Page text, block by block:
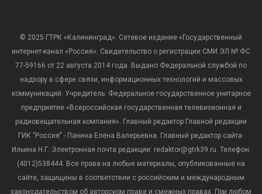
© 2025 ГТРК «Калининград». Сетевое издание «Государственный
интернет-канал «Россия». Свидетельство о регистрации СМИ ЭЛ № ФС
77-59166 от 22 августа 2014 года. Выдано Федеральной службой по
надзору в сфере связи, информационных технологий и массовых
коммуникаций. Учредитель: Федеральное государственное унитарное
предприятие «Всероссийская государственная телевизионная и
радиовещательная компания». Главный редактор Главной редакции
ГИК "Россия" - Панина Елена Валерьевна. Главный редактор сайта:
Ильина Н.Г. Электронная почта редакции: redaktor@gtrk39.ru. Телефон:
(4012)538444. Все права на любые материалы, опубликованные на
сайте, защищены в соответствии с российским и международным
законодательством об авторском праве и смежных правах. При любом